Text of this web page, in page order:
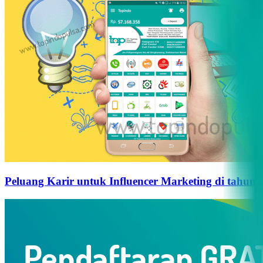
Peluang Karir untuk Influencer Marketing di tahun